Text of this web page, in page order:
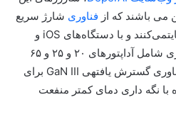
می باشند که از فناوری شارژ سریع
یونیورسال فیوژن (UFCS) حمایتمی‌کنند و با دستگاه‌های iOS و
اندروید سازگاری دارند. این سِری شامل آداپتورهای ۲۰ و ۲۵ و ۶۵
وات پرو است که همه انها از فناوری گسترش یافتهی GaN III برای
با نگه داری دمای کمتر منفعت